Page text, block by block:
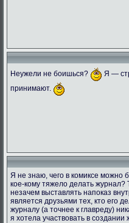
Неужели не боишься?
Я —
принимают.
Я не знаю, чего в комиксе можно
кое-кому тяжело делать журнал?
незачем выставлять напоказ
является друзьями тех, кто его
журналу (а точнее к главреду)
я хотела участвовать в